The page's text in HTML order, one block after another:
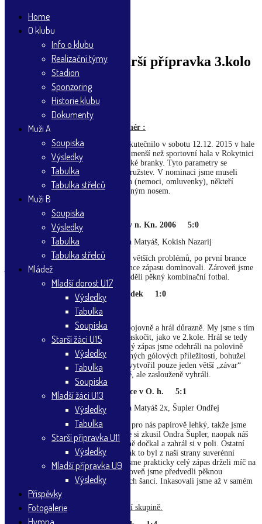
Skip
Zimní halová liga starší přípravka 3.kolo
17.12.2015 26.1.2016
so 12.12. turnaj Opočno
Komentář – Miroslav Hovorka, trenér :
Další, v pořadí již 3. kolo ZHL, se uskutečnilo v sobotu 12.12. 2015 v hale
SPŠZ v Opočně. Tato hala je celkově menší než sportovní hala v Rokytnici
a zároveň se hrálo na menší házenkářské branky. Tyto parametry se
projevily na herním projevu většiny družstev. V nominaci jsme museli
udělat na poslední chvíli několik změn (nemoci, omluvenky), někteří
„srdcaři“ hráli lehce nachlazení s ucpaným nosem.
Základní skupiny:
Kostelec/Častolovice A – Rychnov n. Kn. 2006 5:0
Branky: Sejkora Dominik 3x, Kijonka Matyáš, Kokish Nazarij
Dnes jsme rychnovské 06 přehráli bez větších problémů, po první brance
jsme se zklidnili a poté jsme až do konce zápasu dominovali. Zároveň jsme
hned v úvodním zápase „áčka“ předváděli pěkný kombinační fotbal.
Kostelec/Častolovice A – Borohrádek 1:0
Branka: Sejkora Dominik
Soupeř dnes opět vstoupil do zápasu bojovně a hrál důrazně. My jsme s tím
tentokrát počítali, nenechali jsme se zaskočit, jako ve 2.kole. Hrál se tedy
bojovný zápas, my jsme byli lepší, celý zápas jsme odehráli na polovině
soupeře, vytvořili jsme si několik slibných gólových příležitostí, bohužel
nás opět trápilo zakončení. Soupeř si vytvořil pouze jeden větší „závar“
před naší brankou, nakonec jsme těsně, ale zaslouženě vyhráli.
Kostelec/Častolovice A – Rokytnice v O. h. 5:1
Branky: Sejkora Dominik 2x, Kijonka Matyáš 2x, Šupler Ondřej
Poslední zápas v základní skupině byl pro nás papírově lehký, takže jsme
zkusili změny v sestavě. Roli brankáře si zkusil Ondra Šupler, naopak náš
stálý brankář Martin Cejpek se konečně dočkal a zahrál si v poli. Ostatní
kluci si také vyzkoušeli jiné posty. I tak to byl z naší strany suverénní
výkon. Nepřeháním, když řeknu, že jsme prakticky celý zápas drželi míč na
kopačkách a soupeři ho nepůjčili. Zároveň jsme předvedli pěknou
kombinační hru se spoustou zahozených šancí. Inkasovali jsme až v samém
závěru utkání.
A tým tedy obsadil 1. místo v základní skupině.
Home
O klubu
Info o klubu
Realizační týmy
Stadion
Sponzoring
Historie klubu
Dokumenty
Muži A
Soupiska
Výsledky
Tabulka
Tabulka střelců
Muži B
Soupiska
Výsledky
Tabulka
Tabulka střelců
Mládež
Mladší dorost U17
Výsledky
Tabulka
Soupiska
Starší žáci U15
Výsledky
Tabulka
Soupiska
Mladší žáci U13
Výsledky
Tabulka
Starší přípravka U11
Výsledky
Mladší přípravka U9
Výsledky
Příspěvky
Fotogalerie
Hymna